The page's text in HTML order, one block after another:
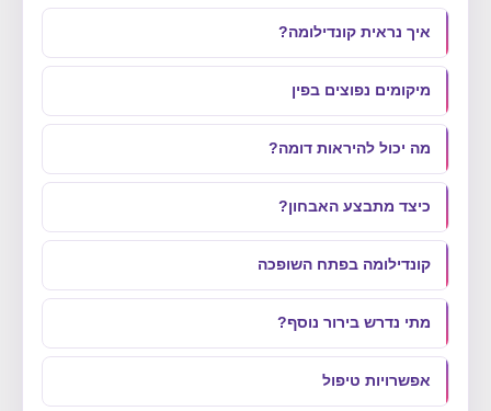
איך נראית קונדילומה?
מיקומים נפוצים בפין
מה יכול להיראות דומה?
כיצד מתבצע האבחון?
קונדילומה בפתח השופכה
מתי נדרש בירור נוסף?
אפשרויות טיפול